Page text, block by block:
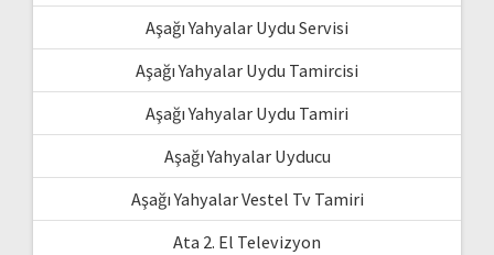
Aşağı Yahyalar Uydu Servisi
Aşağı Yahyalar Uydu Tamircisi
Aşağı Yahyalar Uydu Tamiri
Aşağı Yahyalar Uyducu
Aşağı Yahyalar Vestel Tv Tamiri
Ata 2. El Televizyon